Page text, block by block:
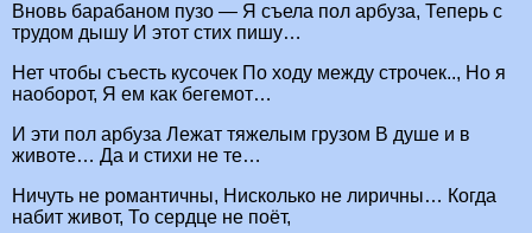
Вновь барабаном пузо — Я съела пол арбуза, Теперь с
трудом дышу И этот стих пишу…
Нет чтобы съесть кусочек По ходу между строчек.., Но я
наоборот, Я ем как бегемот…
И эти пол арбуза Лежат тяжелым грузом В душе и в
животе… Да и стихи не те…
Ничуть не романтичны, Нисколько не лиричны… Когда
набит живот, То сердце не поёт,